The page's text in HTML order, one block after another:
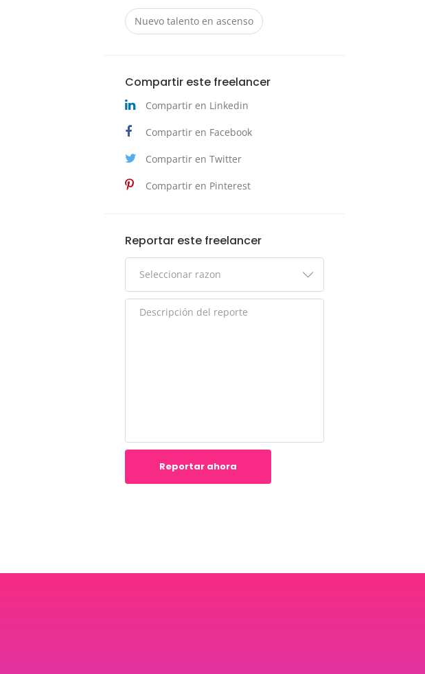
Nuevo talento en ascenso
Compartir este freelancer
Compartir en Linkedin
Compartir en Facebook
Compartir en Twitter
Compartir en Pinterest
Reportar este freelancer
Reportar ahora